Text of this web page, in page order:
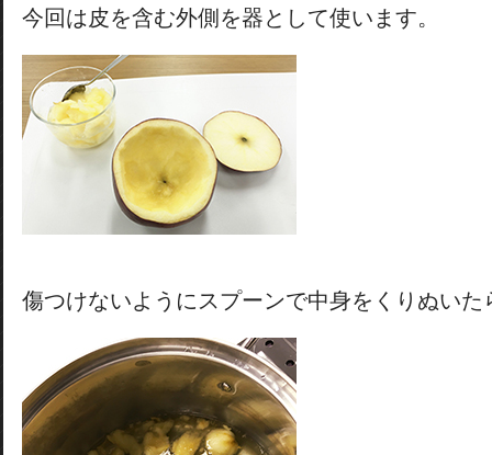
今回は皮を含む外側を器として使います。
傷つけないようにスプーンで中身をくりぬい